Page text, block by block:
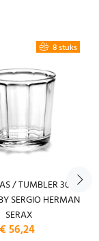
8 stuks
/ TUMBLER 30CL
SERGIO HERMAN
SERAX
€ 56,24